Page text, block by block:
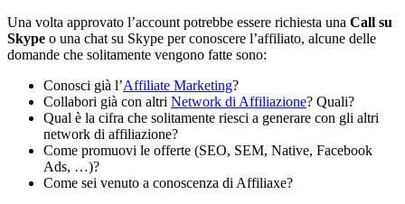
Una volta approvato l’account potrebbe essere richiesta una Call su
Skype o una chat su Skype per conoscere l’affiliato, alcune delle
domande che solitamente vengono fatte sono:
Conosci già l’Affiliate Marketing?
Collabori già con altri Network di Affiliazione? Quali?
Qual è la cifra che solitamente riesci a generare con gli altri
network di affiliazione?
Come promuovi le offerte (SEO, SEM, Native, Facebook
Ads, …)?
Come sei venuto a conoscenza di Affiliaxe?